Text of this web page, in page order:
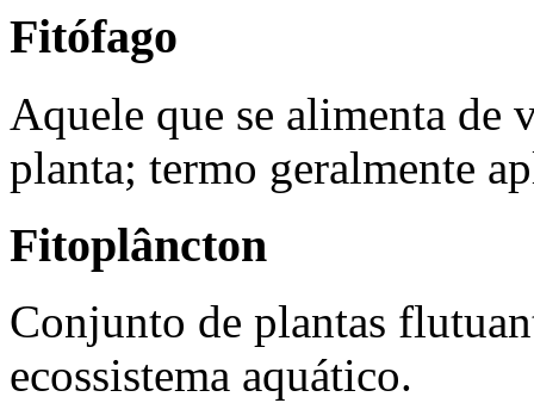
Fitófago
Aquele que se alimenta de
planta; termo geralmente
Fitoplâncton
Conjunto de plantas
ecossistema aquático.